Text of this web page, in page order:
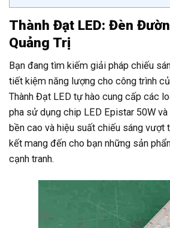
Thành Đạt LED: Đèn
Quảng Trị
Bạn đang tìm kiếm giải pháp chiếu
tiết kiệm năng lượng cho công trình
Thành Đạt LED tự hào cung cấp các
pha sử dụng chip LED Epistar 50W
bền cao và hiệu suất chiếu sáng vượt
kết mang đến cho bạn những sản
cạnh tranh.